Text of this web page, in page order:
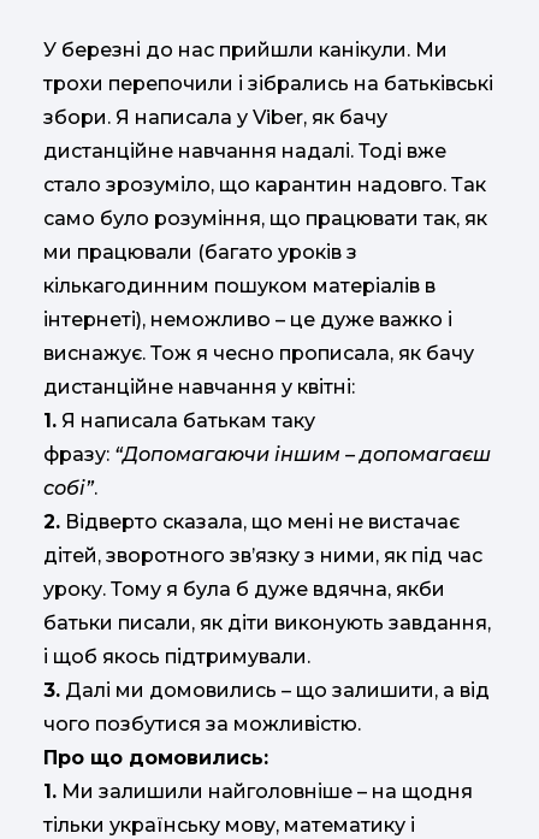
У березні до нас прийшли канікули. Ми
трохи перепочили і зібрались на батьківські
збори. Я написала у Viber, як бачу
дистанційне навчання надалі. Тоді вже
стало зрозуміло, що карантин надовго. Так
само було розуміння, що працювати так, як
ми працювали (багато уроків з
кількагодинним пошуком матеріалів в
інтернеті), неможливо – це дуже важко і
виснажує. Тож я чесно прописала, як бачу
дистанційне навчання у квітні:
1. Я написала батькам таку
фразу: “Допомагаючи іншим – допомагаєш
собі”.
2. Відверто сказала, що мені не вистачає
дітей, зворотного зв’язку з ними, як під час
уроку. Тому я була б дуже вдячна, якби
батьки писали, як діти виконують завдання,
і щоб якось підтримували.
3. Далі ми домовились – що залишити, а від
чого позбутися за можливістю.
Про що домовились:
1. Ми залишили найголовніше – на щодня
тільки українську мову, математику і